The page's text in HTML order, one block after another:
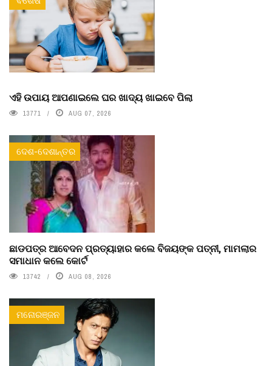
ଏହି ଉପାୟ ଆପଣାଇଲେ ଘର ଖାଦ୍ୟ ଖାଇବେ ପିଲା
13771 AUG 07, 2026
ଦେଶ-ଦେଶାନ୍ତର
ଛାଡପତ୍ର ଆବେଦନ ପ୍ରତ୍ୟାହାର କଲେ ବିଜୟଙ୍କ ପତ୍ନୀ, ମାମଲାର
ସମାଧାନ କଲେ କୋର୍ଟ
13742 AUG 08, 2026
ମନୋରଞ୍ଜନ